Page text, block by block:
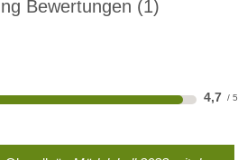
Bewertungen 1
4,7